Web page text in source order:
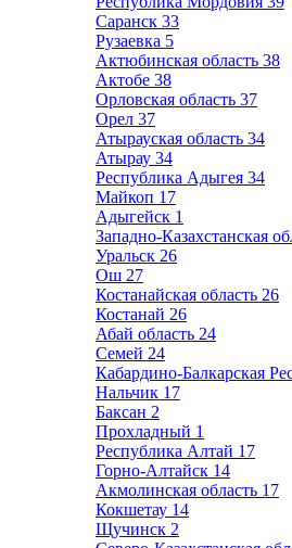
Саранск 33
Рузаевка 5
Актюбинская область 38
Актобе 38
Орловская область 37
Орел 37
Атырауская область 34
Атырау 34
Республика Адыгея 34
Майкоп 17
Адыгейск 1
Западно-Казахстанская
Уральск 26
Ош 27
Костанайская область 26
Костанай 26
Абай область 24
Семей 24
Кабардино-Балкарская
Нальчик 17
Баксан 2
Прохладный 1
Республика Алтай 17
Горно-Алтайск 14
Акмолинская область 17
Кокшетау 14
Щучинск 2